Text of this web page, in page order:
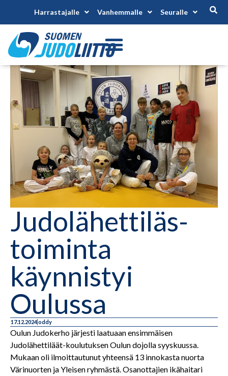
Harrastajalle Vanhemmalle Seuralle
Judolähettiläs-
toiminta
käynnistyi
Oulussa
17.12.2024oddy
Oulun Judokerho järjesti laatuaan ensimmäisen
Judolähettiläät-koulutuksen Oulun dojolla syyskuussa.
Mukaan oli ilmoittautunut yhteensä 13 innokasta nuorta
Värinuorten ja Yleisen ryhmästä. Osanottajien ikähaitari